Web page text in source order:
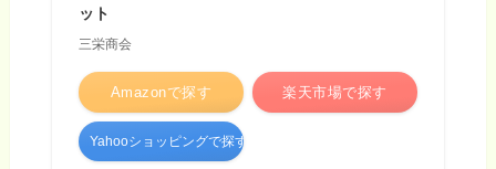
ット
三栄商会
Amazonで探す 楽天市場で探す
Yahooショッピングで探す